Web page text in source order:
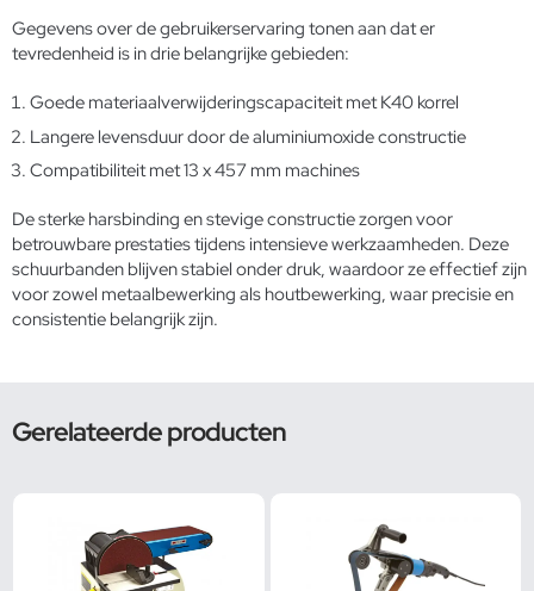
Gegevens over de gebruikerservaring tonen aan dat er
tevredenheid is in drie belangrijke gebieden:
Goede materiaalverwijderingscapaciteit met K40 korrel
Langere levensduur door de aluminiumoxide constructie
Compatibiliteit met 13 x 457 mm machines
De sterke harsbinding en stevige constructie zorgen voor
betrouwbare prestaties tijdens intensieve werkzaamheden. Deze
schuurbanden blijven stabiel onder druk, waardoor ze effectief zijn
voor zowel metaalbewerking als houtbewerking, waar precisie en
consistentie belangrijk zijn.
Gerelateerde producten